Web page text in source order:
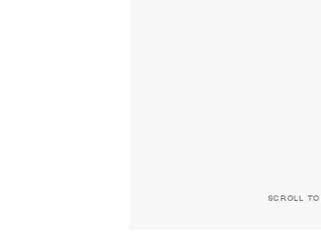
SCROLL